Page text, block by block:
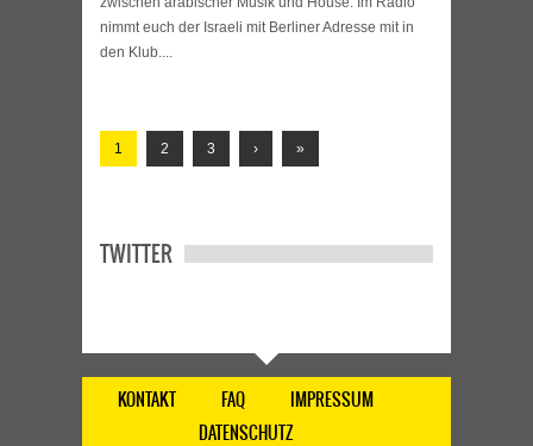
nimmt euch der Israeli mit Berliner Adresse mit in
den Klub....
1 2 3 › »
TWITTER
KONTAKT FAQ
IMPRESSUM
DATENSCHUTZ